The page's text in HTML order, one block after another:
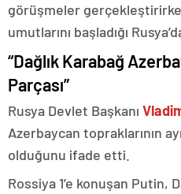
görüşmeler
umutlarını başladığı
“Dağlık Karabağ
Parçası”
Rusya Devlet Başkanı
Azerbaycan topraklarının
olduğunu ifade etti.
Rossiya 1’e konuşan Putin,